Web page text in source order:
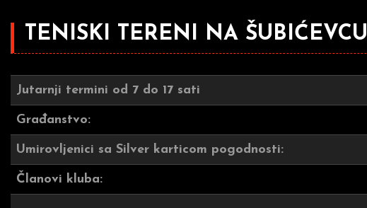
TENISKI TERENI NA ŠUBIĆEVCU
Jutarnji termini od 7 do 17 sati
Građanstvo:
Umirovljenici sa Silver karticom pogodnosti:
Članovi kluba: